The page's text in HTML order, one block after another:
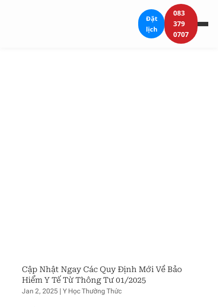
Đặt
lịch
083
379
0707
Cập Nhật Ngay Các Quy Định Mới Về Bảo
Hiểm Y Tế Từ Thông Tư 01/2025
Jan 2, 2025| Y Học Thường Thức